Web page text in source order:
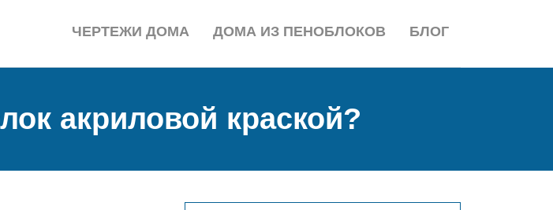
БЛОГ
ДОМА ИЗ ПЕНОБЛОКОВ
ЧЕРТЕЖИ ДОМА
акриловой краской?